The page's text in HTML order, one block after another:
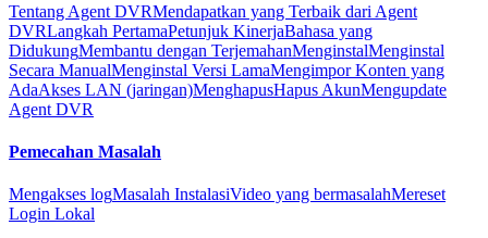
Tentang Agent DVRMendapatkan yang Terbaik dari Agent
DVRLangkah PertamaPetunjuk KinerjaBahasa yang
DidukungMembantu dengan TerjemahanMenginstalMenginstal
Secara ManualMenginstal Versi LamaMengimpor Konten yang
AdaAkses LAN (jaringan)MenghapusHapus AkunMengupdate
Agent DVR
Pemecahan Masalah
Mengakses logMasalah InstalasiVideo yang bermasalahMereset
Login Lokal